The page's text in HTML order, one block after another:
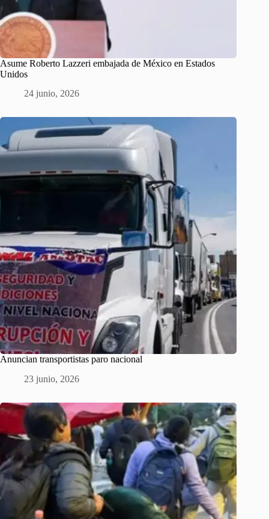
Asume Roberto Lazzeri embajada de México en Estados
Unidos
24 junio, 2026
Anuncian transportistas paro nacional
23 junio, 2026